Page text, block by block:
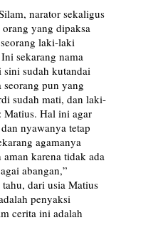
narator sekaligus
yang dipaksa
laki-laki
sekarang nama
sudah kutandai
seorang pun yang
sudah mati, dan laki-
Matius. Hal ini agar
nyawanya tetap
agamanya
karena tidak ada
abangan,”
dari usia Matius
penyaksi
cerita ini adalah